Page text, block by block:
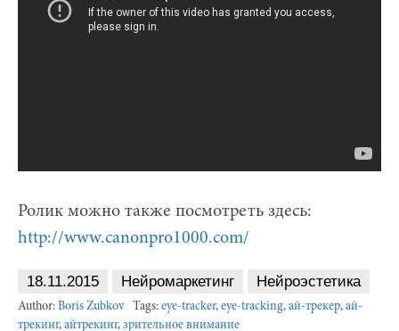
Ролик можно также посмотреть здесь:
http://www.canonpro1000.com/
18.11.2015 Нейромаркетинг Нейроэстетика
Author: Boris Zubkov Tags: eye-tracker, eye-tracking, ай-трекер, ай-
трекинг, айтрекинг, зрительное внимание